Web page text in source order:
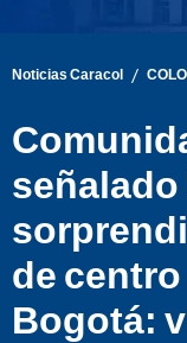
Noticias Caracol /
de
Bogotá: